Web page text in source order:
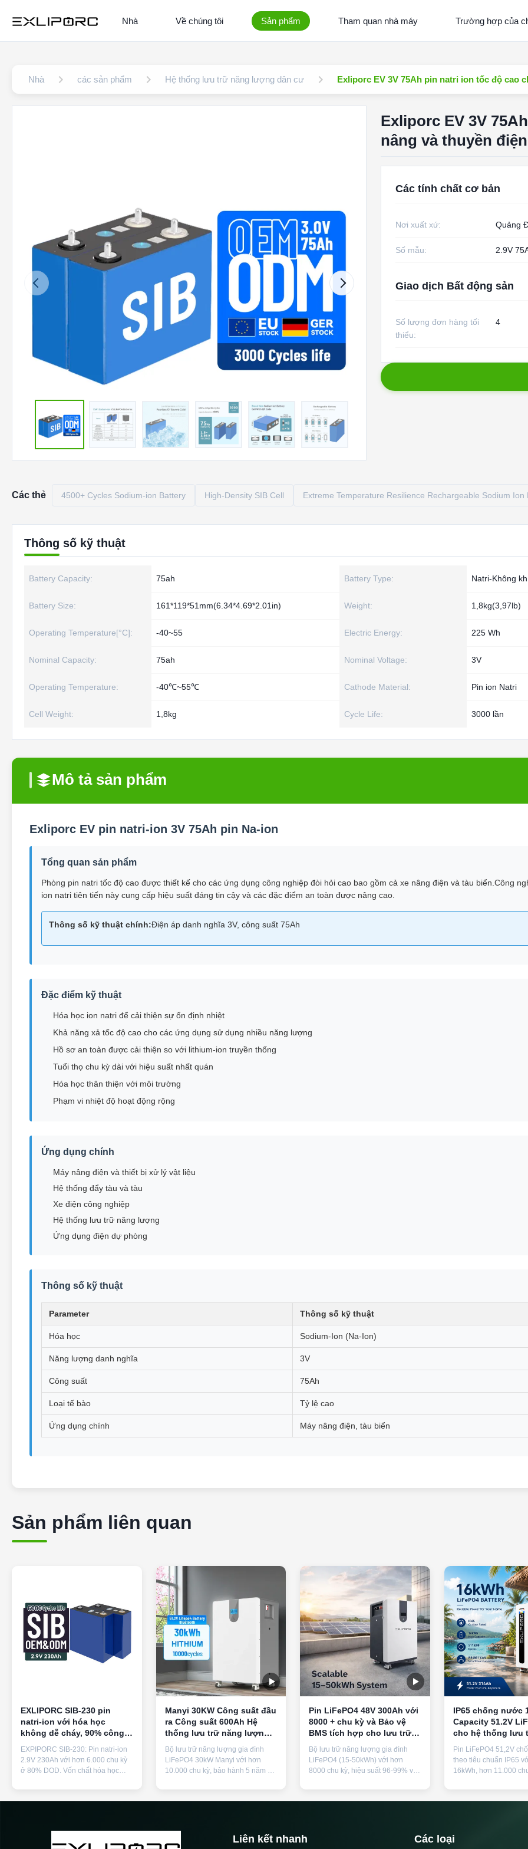
Nhà Về chúng tôi Sản phẩm Tham quan nhà máy Trường hợp của
Nhà các sản phẩm Hệ thống lưu trữ năng lượng dân cư Exliporc EV 3V 75Ah pin natri ion tốc độ cao
Exliporc EV 3V
nâng và thuyền điện
Các tính chất cơ bản
Nơi xuất xứ: Quảng
Số mẫu: 2.9V
Giao dịch Bất động sản
Số lượng đơn hàng tối
thiểu:
4
Các thẻ 4500+ Cycles Sodium-ion Battery High-Density SIB Cell Extreme Temperature Resilience Rechargeable Sodium Ion
Thông số kỹ thuật
Battery Capacity: 75ah Battery Type: Natri-Không
Battery Size: 161*119*51mm(6.34*4.69*2.01in) Weight: 1,8kg(3,97lb)
Operating Temperature[°C]: -40~55 Electric Energy: 225 Wh
Nominal Capacity: 75ah Nominal Voltage: 3V
Operating Temperature: -40℃~55℃ Cathode Material: Pin ion Natri
Cell Weight: 1,8kg Cycle Life: 3000 lần
Mô tả sản phẩm
Exliporc EV pin natri-ion 3V 75Ah pin Na-ion
Tổng quan sản phẩm
Phòng pin natri tốc độ cao được thiết kế cho các ứng dụng công nghiệp đòi hỏi cao bao gồm cả xe nâng điện và tàu biển.Công
ion natri tiên tiến này cung cấp hiệu suất đáng tin cậy và các đặc điểm an toàn được nâng cao.
Thông số kỹ thuật chính:Điện áp danh nghĩa 3V, công suất 75Ah
Đặc điểm kỹ thuật
Hóa học ion natri để cải thiện sự ổn định nhiệt
Khả năng xả tốc độ cao cho các ứng dụng sử dụng nhiều năng lượng
Hồ sơ an toàn được cải thiện so với lithium-ion truyền thống
Tuổi thọ chu kỳ dài với hiệu suất nhất quán
Hóa học thân thiện với môi trường
Phạm vi nhiệt độ hoạt động rộng
Ứng dụng chính
Máy nâng điện và thiết bị xử lý vật liệu
Hệ thống đẩy tàu và tàu
Xe điện công nghiệp
Hệ thống lưu trữ năng lượng
Ứng dụng điện dự phòng
Thông số kỹ thuật
Parameter Thông số kỹ thuật
Hóa học Sodium-Ion (Na-Ion)
Năng lượng danh nghĩa 3V
Công suất 75Ah
Loại tế bào Tỷ lệ cao
Ứng dụng chính Máy nâng điện, tàu biển
Sản phẩm liên quan
EXLIPORC SIB-230 pin
natri-ion với hóa học
không dễ cháy, 90% công
suất ở -20 °C, và 6000 +
chu kỳ ở 80% DOD
EXPIPORC SIB-230: Pin natri-ion
2.9V 230Ah với hơn 6.000 chu kỳ
ở 80% DOD. Vốn chất hóa học
thoát nhiệt. Duy trì trên 90% công
suất ở -20°C, hoạt động ở mức
có được mức giá ổn định lâu dài.
Manyi 30KW Công suất đầu
ra Công suất 600Ah Hệ
thống lưu trữ năng lượng
gia đình LFP với vòng đời
10000 cho kết nối lưới lai
Bộ lưu trữ năng lượng gia đình
LiFePO4 30kW Manyi với hơn
10.000 chu kỳ, bảo hành 5 năm và
tùy chọn gắn tường/sàn và chứng
nhận quốc tế (CE, UN38.3).
Pin LiFePO4 48V 300Ah với
8000 + chu kỳ và Bảo vệ
BMS tích hợp cho lưu trữ
năng lượng tại nhà
Bộ lưu trữ năng lượng gia đình
LiFePO4 (15-50kWh) với hơn
8000 chu kỳ, hiệu suất 96-99% và
dễ dàng mở rộng, xếp hạng IP20
và bảo hành 5 năm. Lý tưởng cho
IP65 chống nước
Capacity 51.2V
cho hệ thống lưu
lượng mặt trời
Pin LiFePO4 51,2V
theo tiêu chuẩn IP65
16kWh, hơn 11.000
chứng nhận cho hệ
lượng mặt trời lưới
Liên kết nhanh Các loại